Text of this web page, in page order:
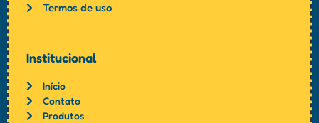
Termos de uso
Institucional
Início
Contato
Produtos